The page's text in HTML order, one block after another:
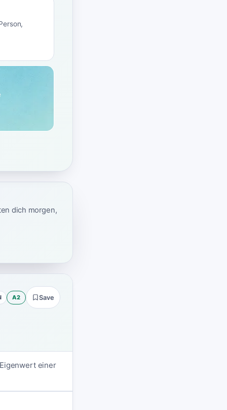
dich morgen,
A2 Save
einer